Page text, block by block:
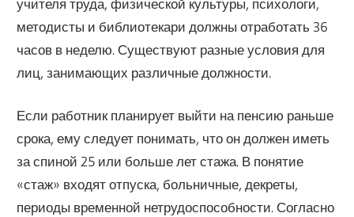
учителя труда, физической культуры, психологи,
методисты и библиотекари должны отработать 36
часов в неделю. Существуют разные условия для
лиц, занимающих различные должности.
Если работник планирует выйти на пенсию раньше
срока, ему следует понимать, что он должен иметь
за спиной 25 или больше лет стажа. В понятие
«стаж» входят отпуска, больничные, декреты,
периоды временной нетрудоспособности. Согласно